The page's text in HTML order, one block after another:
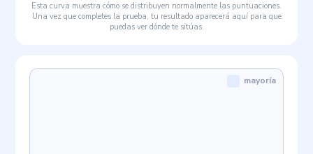
Esta curva muestra cómo se distribuyen normalmente las puntuaciones.
Una vez que completes la prueba, tu resultado aparecerá aquí para que
puedas ver dónde te sitúas.
mayoría